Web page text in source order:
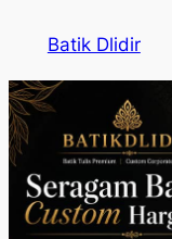
content
Batik Dlidir